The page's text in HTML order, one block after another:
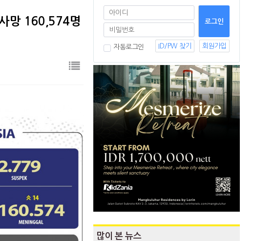
망 160,574명
자동로그인 ID/PW 찾기 회원가입
많이 본 뉴스